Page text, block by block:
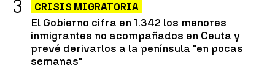
CRISIS MIGRATORIA
El Gobierno cifra en 1.342 los menores
inmigrantes no acompañados en Ceuta y
prevé derivarlos a la península "en pocas
semanas"